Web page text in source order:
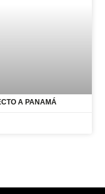
A PANAMÁ